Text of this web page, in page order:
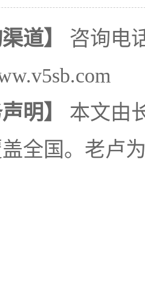
道】
咨询电
明】
本文由
全国。老卢